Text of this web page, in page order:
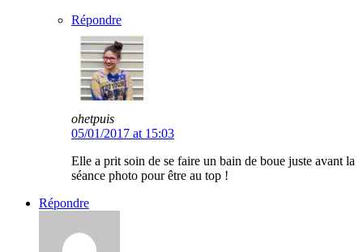
Répondre
ohetpuis
05/01/2017 at 15:03
Elle a prit soin de se faire un bain de boue juste avant la
séance photo pour être au top !
Répondre